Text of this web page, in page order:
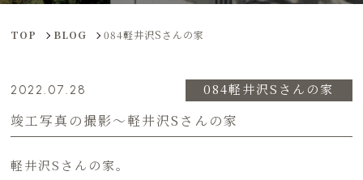
TOP BLOG 084軽井沢Sさんの家
2022.07.28 084軽井沢Sさんの家
竣工写真の撮影〜軽井沢Sさんの家
軽井沢Sさんの家。